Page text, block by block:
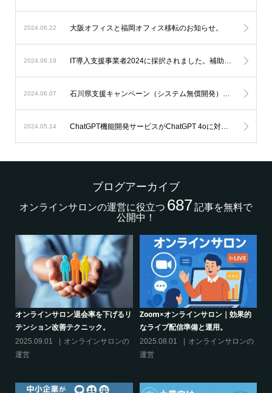
2024.06.22 大阪オフィスと福岡オフィス移転のお知らせ。
2024.06.19
2024.06.07
2024.05.14 ChatGPT機能開発サービスがChatGPT 4oに対応します。
ブログアーカイブ
オンラインサロンの運営に役立つ 687記事を無料で
公開中！
シリーズ連載【運営者のお悩み解
決】ココがポイント！リスキリング
サロン運営必須3箇条
2025.03.27
オンラインサロンでの”学び”がこれ
からのリスキリングを先導すると言
えるこれだけの”理由”
2025.02.27